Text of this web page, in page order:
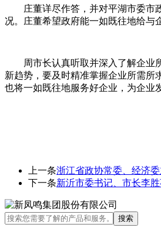
庄董详尽作答，并对平湖市委市
况。庄董希望政府能一如既往地给与
周市长认真听取并深入了解企业
新趋势，要及时精准掌握企业所需所
也将一如既往地服务好企业，为企业
上一条浙江省政协常委、经济
下一条新沂市委书记、市长李